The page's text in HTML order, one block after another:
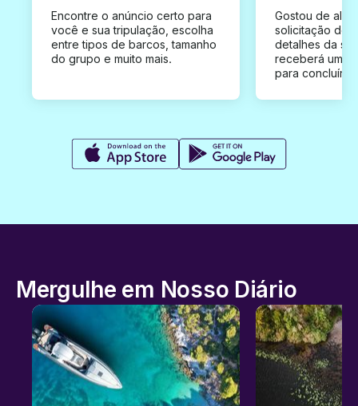
Encontre o anúncio certo para
você e sua tripulação, escolha
entre tipos de barcos, tamanho
do grupo e muito mais.
Gostou de
solicitação de
detalhes da
receberá uma
para concluír a
Mergulhe em Nosso Diário